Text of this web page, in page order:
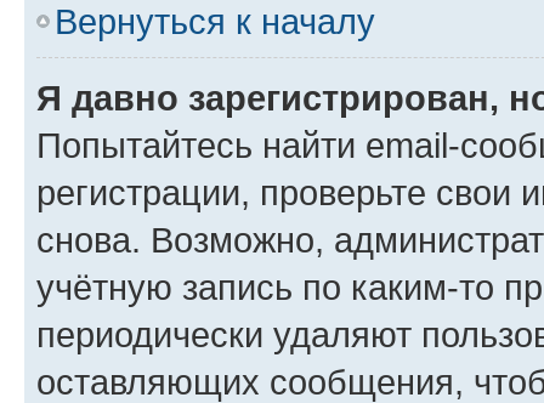
Вернуться к началу
Я давно зарегистрирован,
Попытайтесь найти email-
регистрации, проверьте свои
снова. Возможно,
учётную запись по каким-то
периодически удаляют
оставляющих сообщения,